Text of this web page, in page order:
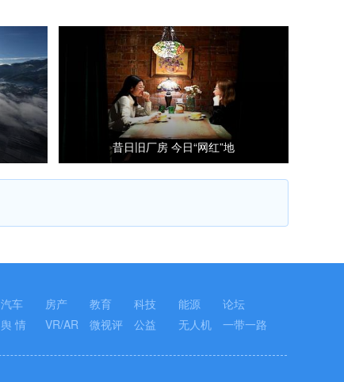
昔日旧厂房 今日“网红”地
汽车 房产 教育 科技 能源
论坛
舆 情 VR/AR 微视评 公益 无人机 一带一路